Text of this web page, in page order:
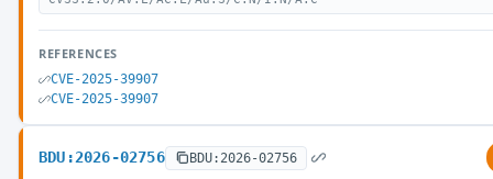
REFERENCES
CVE-2025-39907
CVE-2025-39907
BDU:2026-02756 BDU:2026-02756